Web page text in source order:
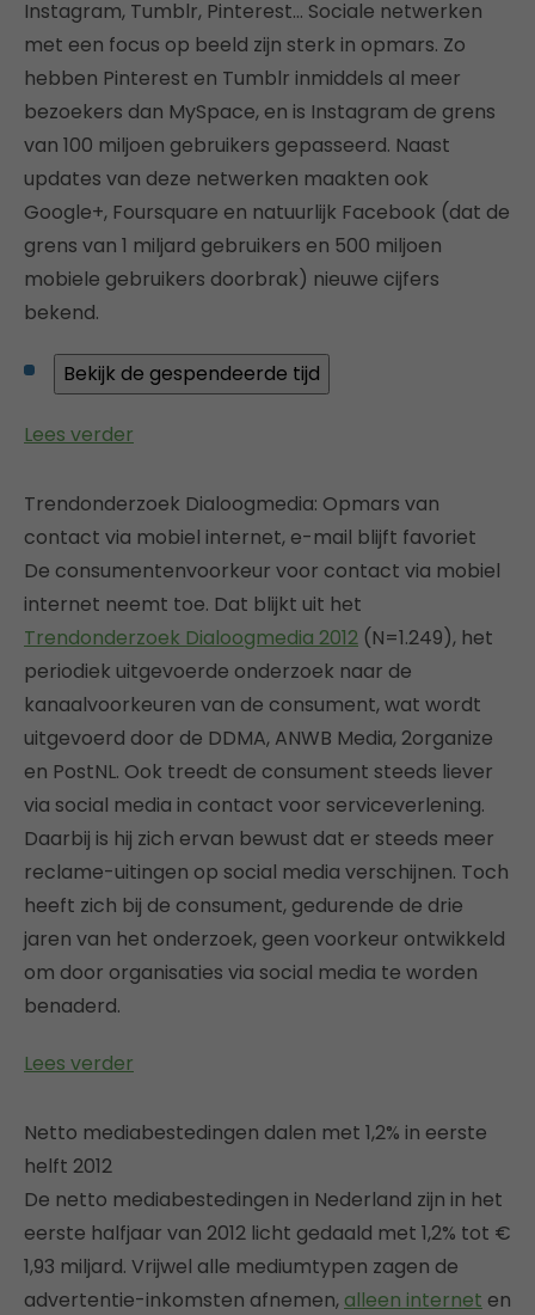
Instagram, Tumblr, Pinterest… Sociale netwerken
met een focus op beeld zijn sterk in opmars. Zo
hebben Pinterest en Tumblr inmiddels al meer
bezoekers dan MySpace, en is Instagram de grens
van 100 miljoen gebruikers gepasseerd. Naast
updates van deze netwerken maakten ook
Google+, Foursquare en natuurlijk Facebook (dat de
grens van 1 miljard gebruikers en 500 miljoen
mobiele gebruikers doorbrak) nieuwe cijfers
bekend.
Lees verder
Trendonderzoek Dialoogmedia: Opmars van
contact via mobiel internet, e-mail blijft favoriet
De consumentenvoorkeur voor contact via mobiel
internet neemt toe. Dat blijkt uit het
Trendonderzoek Dialoogmedia 2012 (N=1.249), het
periodiek uitgevoerde onderzoek naar de
kanaalvoorkeuren van de consument, wat wordt
uitgevoerd door de DDMA, ANWB Media, 2organize
en PostNL. Ook treedt de consument steeds liever
via social media in contact voor serviceverlening.
Daarbij is hij zich ervan bewust dat er steeds meer
reclame-uitingen op social media verschijnen. Toch
heeft zich bij de consument, gedurende de drie
jaren van het onderzoek, geen voorkeur ontwikkeld
om door organisaties via social media te worden
benaderd.
Lees verder
Netto mediabestedingen dalen met 1,2% in eerste
helft 2012
De netto mediabestedingen in Nederland zijn in het
eerste halfjaar van 2012 licht gedaald met 1,2% tot €
1,93 miljard. Vrijwel alle mediumtypen zagen de
advertentie-inkomsten afnemen, alleen internet en